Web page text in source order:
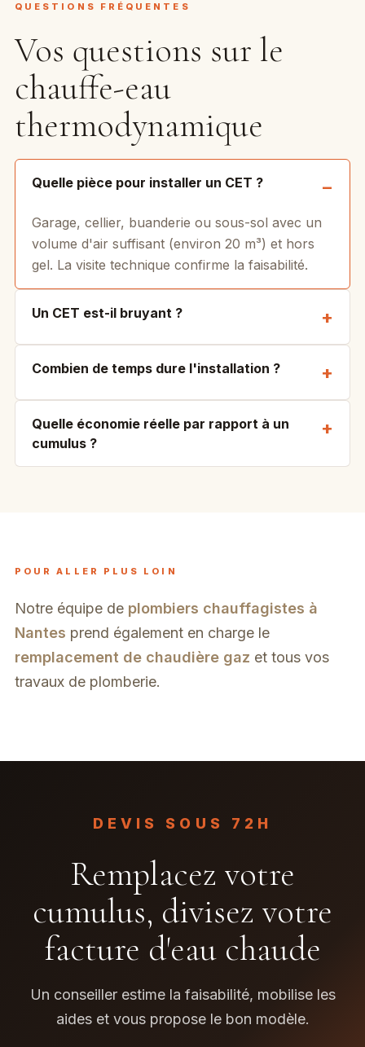
QUESTIONS FRÉQUENTES
Vos questions sur le
chauffe-eau
thermodynamique
Quelle pièce pour installer un CET ?
Garage, cellier, buanderie ou sous-sol avec un
volume d'air suffisant (environ 20 m³) et hors
gel. La visite technique confirme la faisabilité.
Un CET est-il bruyant ?
Combien de temps dure l'installation ?
Quelle économie réelle par rapport à un
cumulus ?
POUR ALLER PLUS LOIN
Notre équipe de plombiers chauffagistes à
Nantes prend également en charge le
remplacement de chaudière gaz et tous vos
travaux de plomberie.
DEVIS SOUS 72H
Remplacez votre
cumulus, divisez votre
facture d'eau chaude
Un conseiller estime la faisabilité, mobilise les
aides et vous propose le bon modèle.